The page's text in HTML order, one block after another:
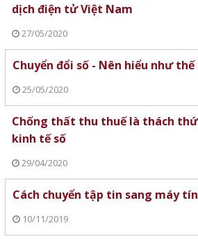
dịch điện tử Việt Nam
27/05/2020
Chuyển đổi số - Nên hiểu như
25/05/2020
Chống thất thu thuế là thách
kinh tế số
29/04/2020
Cách chuyển tập tin sang máy
10/11/2019